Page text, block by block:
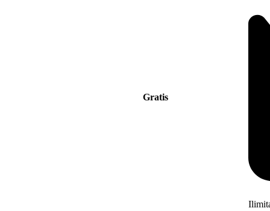
Gratis